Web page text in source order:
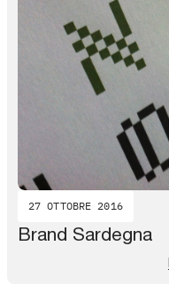
27 OTTOBRE 2016
Brand Sardegna